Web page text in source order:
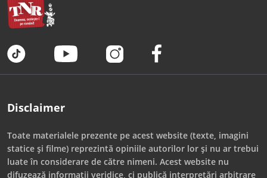
Disclaimer
Toate materialele prezente pe acest website (texte, imagini
statice și filme) reprezintă opiniile autorilor lor și nu ar trebui
luate în considerare de către nimeni. Acest website nu
difuzează informații veridice, ci publică interpretări arbitrare